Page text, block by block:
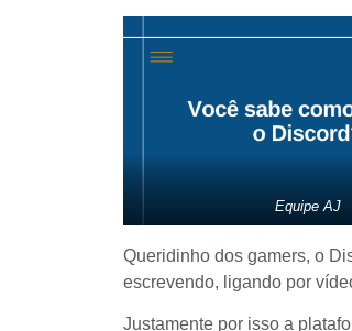
Equipe AJ
Queridinho dos gamers, o
escrevendo, ligando por
Justamente por isso a